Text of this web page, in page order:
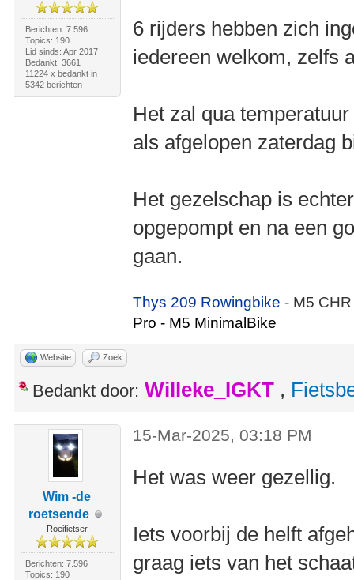
Berichten: 7.596
Topics: 190
Lid sinds: Apr 2017
Bedankt: 3661
11224 x bedankt in
5342 berichten
6 rijders hebben zich
iedereen welkom, zelfs
Het zal qua
als afgelopen zaterdag
Het gezelschap is
opgepompt en na een
gaan.
Thys 209 Rowingbike- M5
Pro - M5 MinimalBike
Website Zoek
Bedankt door: Willeke_IGKT ,
Wim -de
roetsende
Roeifietser
Berichten: 7.596
Topics: 190
15-Mar-2025, 03:18 PM
Het was weer gezellig.
Iets voorbij de helft
graag iets van het